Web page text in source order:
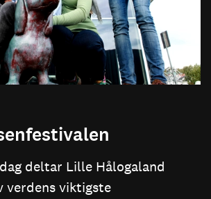
deltar Lille Hålogaland
verdens viktigste